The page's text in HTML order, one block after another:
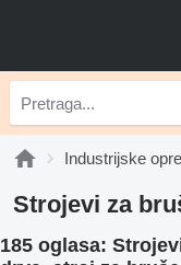
Industrijske
Strojevi za
185 oglasa: